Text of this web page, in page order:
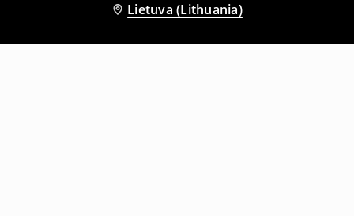
Lietuva (Lithuania)